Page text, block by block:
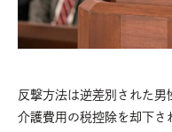
反撃方法は逆差別された男
介護費用の税控除を却下さ